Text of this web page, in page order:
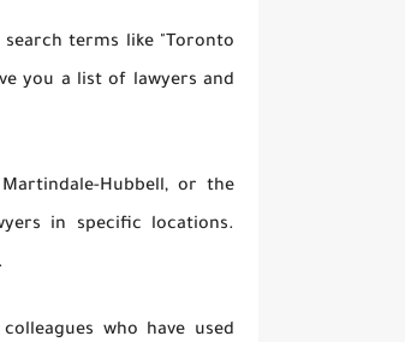
search terms like "Toronto
you a list of lawyers and
Hubbell, or the
in specific locations.
who have used